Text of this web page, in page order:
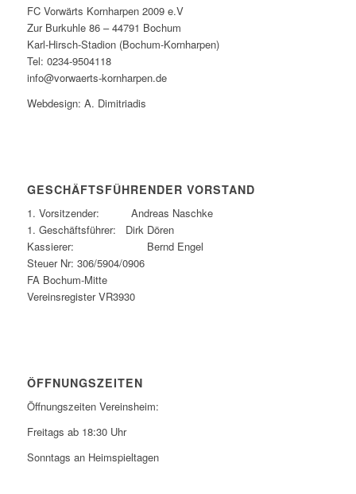
FC Vorwärts Kornharpen 2009 e.V
Zur Burkuhle 86 – 44791 Bochum
Karl-Hirsch-Stadion (Bochum-Kornharpen)
Tel: 0234-9504118
info@vorwaerts-kornharpen.de
Webdesign: A. Dimitriadis
GESCHÄFTSFÜHRENDER VORSTAND
1. Vorsitzender: Andreas Naschke
1. Geschäftsführer: Dirk Dören
Kassierer: Bernd Engel
Steuer Nr: 306/5904/0906
FA Bochum-Mitte
Vereinsregister VR3930
ÖFFNUNGSZEITEN
Öffnungszeiten Vereinsheim:
Freitags ab 18:30 Uhr
Sonntags an Heimspieltagen